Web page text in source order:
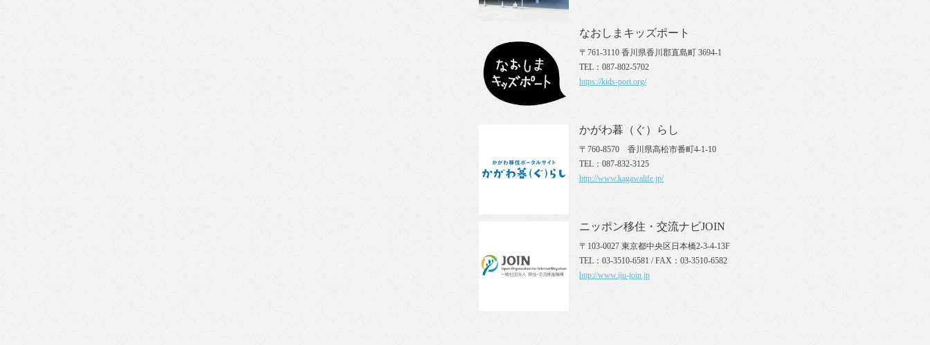
なおしまキッズポート
〒761-3110 香川県香川郡直島町 3694-1
TEL：087-802-5702
https://kids-port.org/
かがわ暮（ぐ）らし
〒760-8570 香川県高松市番町4-1-10
TEL：087-832-3125
http://www.kagawalife.jp/
ニッポン移住・交流ナビJOIN
〒103-0027 東京都中央区日本橋2-3-4-13F
TEL：03-3510-6581 / FAX：03-3510-6582
http://www.iju-join.jp